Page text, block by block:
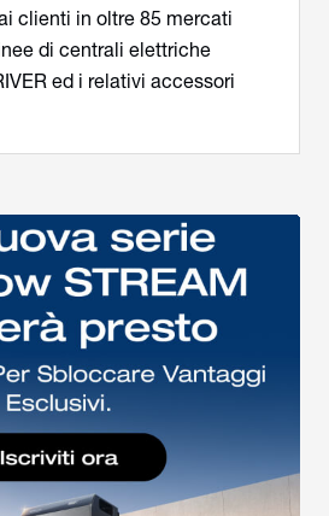
clienti in oltre 85 mercati
di centrali elettriche
ed i relativi accessori